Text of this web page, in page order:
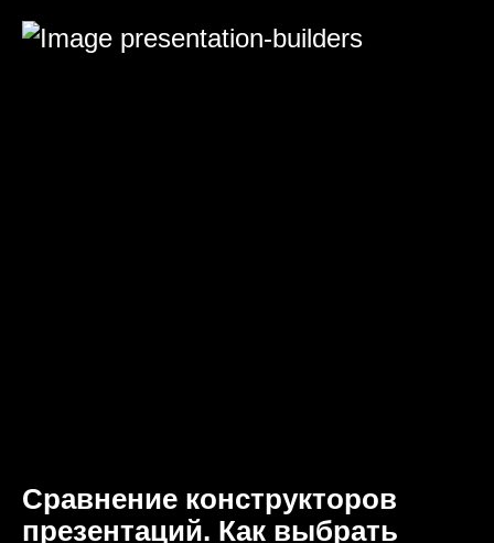
Сравнение конструкторов
презентаций. Как выбрать